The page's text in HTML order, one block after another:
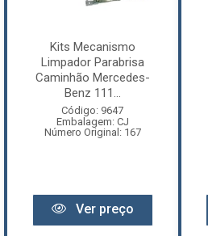
Kits Mecanismo
Limpador Parabrisa
Caminhão Mercedes-
Benz 111...
Código: 9647
Embalagem: CJ
Número Original: 167
Ver preço